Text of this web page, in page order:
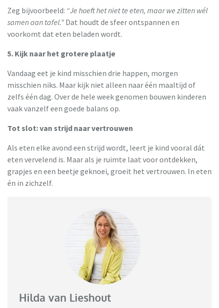
Zeg bijvoorbeeld: “Je hoeft het niet te eten, maar we zitten wél
samen aan tafel.” Dat houdt de sfeer ontspannen en
voorkomt dat eten beladen wordt.
5. Kijk naar het grotere plaatje
Vandaag eet je kind misschien drie happen, morgen
misschien niks. Maar kijk niet alleen naar één maaltijd of
zelfs één dag. Over de hele week genomen bouwen kinderen
vaak vanzelf een goede balans op.
Tot slot: van strijd naar vertrouwen
Als eten elke avond een strijd wordt, leert je kind vooral dát
eten vervelend is. Maar als je ruimte laat voor ontdekken,
grapjes en een beetje geknoei, groeit het vertrouwen. In eten
én in zichzelf.
Hilda van Lieshout